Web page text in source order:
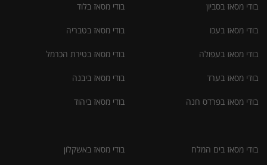
בודי מסאז בסביון
בודי מסאז בעכו
בודי מסאז בעפולה
בודי מסאז בערד
בודי מסאז בפרדס חנה
בודי מסאז בלוד
בודי מסאז בטבריה
בודי מסאז בטירת הכרמל
בודי מסאז ביבנה
בודי מסאז ביהוד
בודי מסאז בים המלח בודי מסאז באשקלון